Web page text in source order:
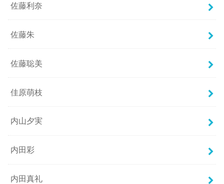
佐藤利奈
佐藤朱
佐藤聡美
佳原萌枝
内山夕実
内田彩
内田真礼